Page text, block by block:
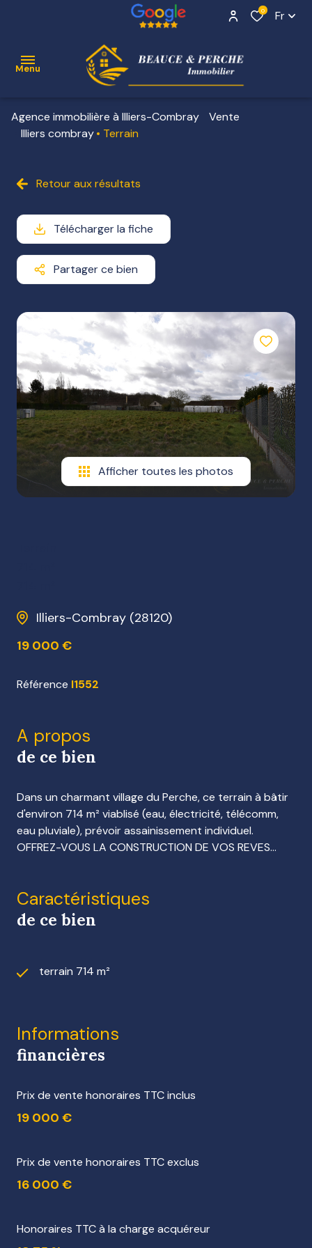
0 Fr
Menu
ACCUEIL
NOS
VENDUS
ESTIMATION
E-MAIL
NOTRE
AGENCE
NOS
HONORAIRES
Agence immobilière à Illiers-Combray
Vente
Illiers combray
Terrain
Retour aux résultats
Télécharger la fiche
Partager ce bien
Afficher toutes les photos
Illiers-Combray (28120)
19 000 €
Référence I1552
A propos
de ce bien
Dans un charmant village du Perche, ce terrain à bâtir
d'environ 714 m² viablisé (eau, électricité, télécomm,
eau pluviale), prévoir assainissement individuel.
OFFREZ-VOUS LA CONSTRUCTION DE VOS REVES...
Caractéristiques
de ce bien
terrain 714 m²
Informations
financières
Prix de vente honoraires TTC inclus
19 000 €
Prix de vente honoraires TTC exclus
16 000 €
Honoraires TTC à la charge acquéreur